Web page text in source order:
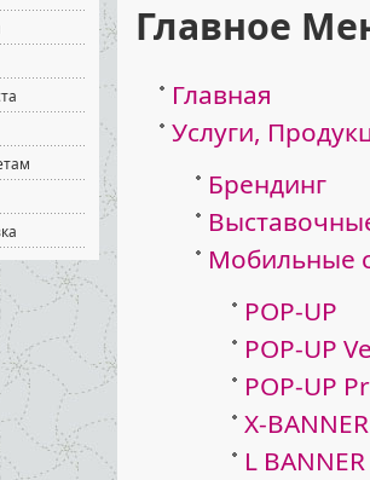
Главное
Главная
Услуги,
Брендинг
Мобильные
POP-UP
POP-UP
POP-UP
X-BANNER
L BANNER